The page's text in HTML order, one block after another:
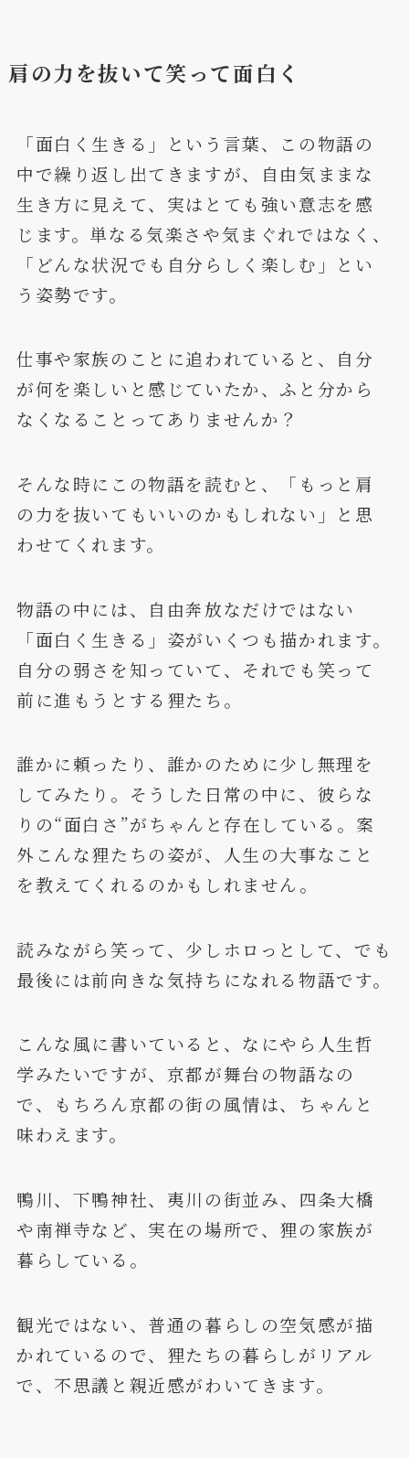
肩の力を抜いて笑って面白く
「面白く生きる」という言葉、この物語の
中で繰り返し出てきますが、自由気ままな
生き方に見えて、実はとても強い意志を感
じます。単なる気楽さや気まぐれではなく、
「どんな状況でも自分らしく楽しむ」とい
う姿勢です。
仕事や家族のことに追われていると、自分
が何を楽しいと感じていたか、ふと分から
なくなることってありませんか？
そんな時にこの物語を読むと、「もっと肩
の力を抜いてもいいのかもしれない」と思
わせてくれます。
物語の中には、自由奔放なだけではない
「面白く生きる」姿がいくつも描かれます。
自分の弱さを知っていて、それでも笑って
前に進もうとする狸たち。
誰かに頼ったり、誰かのために少し無理を
してみたり。そうした日常の中に、彼らな
りの“面白さ”がちゃんと存在している。案
外こんな狸たちの姿が、人生の大事なこと
を教えてくれるのかもしれません。
読みながら笑って、少しホロっとして、でも
最後には前向きな気持ちになれる物語です。
こんな風に書いていると、なにやら人生哲
学みたいですが、京都が舞台の物語なの
で、もちろん京都の街の風情は、ちゃんと
味わえます。
鴨川、下鴨神社、夷川の街並み、四条大橋
や南禅寺など、実在の場所で、狸の家族が
暮らしている。
観光ではない、普通の暮らしの空気感が描
かれているので、狸たちの暮らしがリアル
で、不思議と親近感がわいてきます。